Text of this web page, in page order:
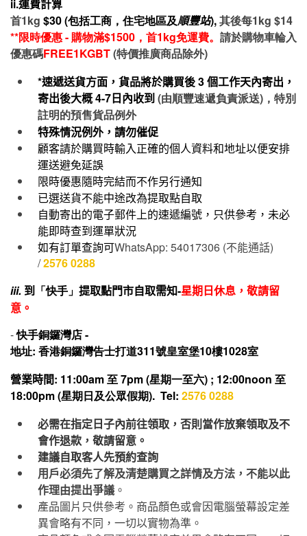
ii.運費計算
首1kg $30 (包括工商，住宅地區及順豐站),其後每1kg $14
**限時優惠 - 購物滿$1500，首1kg免運費。 請於購物車輪入
優惠碼FREE1KGBT(特價推廣商品除外)
*速遞送貨方面，貨品將於購買後3個工作天內寄出，
寄出後大概4-7日內收到(由順豐速遞負責派送)，特別
註明的預售貨品例外
特殊情況例外，請勿催促
顧客請於購買時輸入正確的個人資料和地址以便安排
運送避免延誤
限時優惠隨時完結而不作另行通知
已選送貨不能中途改為提取點自取
自動寄出的電子郵件上的速遞編號，只供參考，未必
能即時查到運單狀況
如有訂單查詢可WhatsApp: 54017306 (不能通話)
/2576 0288
iii. 到 「快手」 提取點門市自取需知-星期日休息，敬請留
意。
-快手銅鑼灣店 -
地址: 香港銅鑼灣告士打道311號皇室堡10樓1028室
營業時間: 11:00am 至 7pm (星期一至六) ; 12:00noon 至
18:00pm (星期日及公眾假期). Tel: 2576 0288
必需在指定日子內前往領取，否則當作放棄領取及不
會作退款，敬請留意。
建議自取客人先預約查詢
用戶必須先了解及清楚購買之詳情及方法，不能以此
作理由提出爭議 。
產品圖片只供參考。商品顏色或會因電腦螢幕設定差
異會略有不同，一切以實物為準。